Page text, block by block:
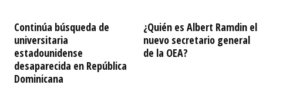
Continúa búsqueda de
universitaria
estadounidense
desaparecida en República
Dominicana
¿Quién es Albert Ramdin el
nuevo secretario general
de la OEA?